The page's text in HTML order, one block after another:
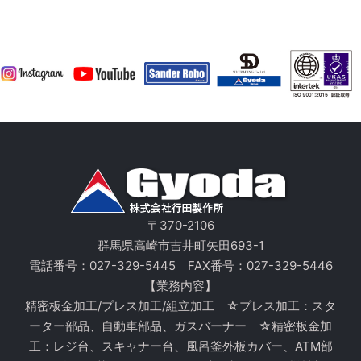
〒370-2106
群馬県高崎市吉井町矢田693-1
電話番号： 027-329-5445 FAX番号：027-329-5446
【業務内容】
精密板金加工/プレス加工/組立加工 ☆プレス加工：スタ
ーター部品、自動車部品、ガスバーナー ☆精密板金加
工：レジ台、スキャナー台、風呂釜外板カバー、ATM部